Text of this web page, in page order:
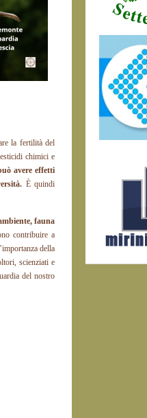
la fertilità del
chimici e
avere effetti
È quindi
fauna
contribuire a
della
scienziati e
del nostro